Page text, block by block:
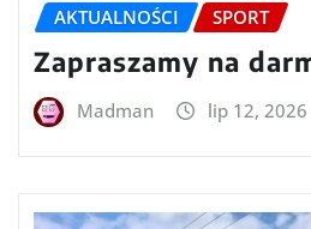
AKTUALNOŚCI SPORT
Zapraszamy na
Madman lip 12, 2026